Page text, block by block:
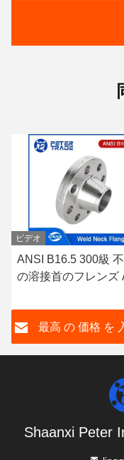
ビデオ
ANSI B16.5 300級
の溶接首のフレンズ
面と平面
最高 の 価格 を
Shaanxi Peter